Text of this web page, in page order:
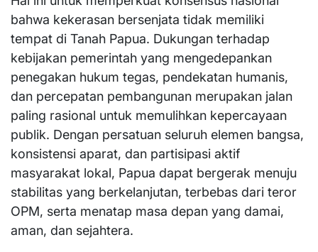
bahwa kekerasan bersenjata tidak memiliki
tempat di Tanah Papua. Dukungan terhadap
kebijakan pemerintah yang mengedepankan
penegakan hukum tegas, pendekatan humanis,
dan percepatan pembangunan merupakan jalan
paling rasional untuk memulihkan kepercayaan
publik. Dengan persatuan seluruh elemen bangsa,
konsistensi aparat, dan partisipasi aktif
masyarakat lokal, Papua dapat bergerak menuju
stabilitas yang berkelanjutan, terbebas dari teror
OPM, serta menatap masa depan yang damai,
aman, dan sejahtera.